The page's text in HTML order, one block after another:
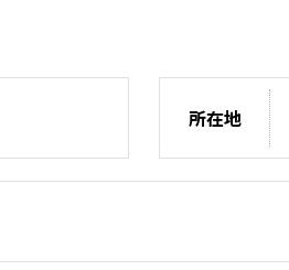
所在地